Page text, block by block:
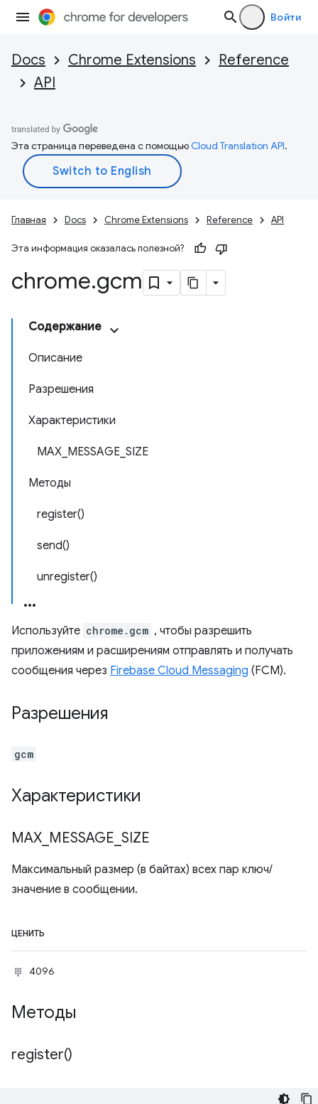
Войти
Docs Chrome Extensions
Reference
API
Эта страница переведена с помощьюCloud Translation API.
Главная Docs Chrome Extensions Reference API
Эта информация оказалась полезной?
chrome.gcm
Содержание
Описание
Разрешения
Характеристики
MAX_MESSAGE_SIZE
Методы
register()
send()
unregister()
Используйте chrome.gcm , чтобы разрешить
приложениям и расширениям отправлять и получать
сообщения через Firebase Cloud Messaging (FCM).
Разрешения
gcm
Характеристики
MAX MESSAGE SIZE
Максимальный размер (в байтах) всех пар ключ/
значение в сообщении.
ЦЕНИТЬ
4096
Методы
register()